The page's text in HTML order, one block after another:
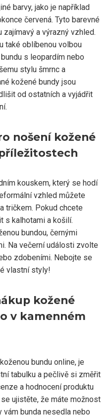
barvy, jako je například
červená. Tyto barevné
zajímavý a výrazný vzhled.
také oblíbenou volbou
s leopardím nebo
stylu šmrnc a
kožené bundy jsou
od ostatních a vyjádřit
nošení kožené
kouskem, který se hodí
vzhled můžete
tričkem. Pokud chcete
s kalhotami a košilí.
bundou, černými
Na večerní události zvolte
zdobeními. Nebojte se
vlastní styly!
kožené
v kamenném
bundu online, je
tabulku a pečlivě si změřit
a hodnocení produktu
ujistěte, že máte možnost
bunda nesedla nebo